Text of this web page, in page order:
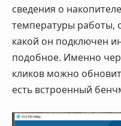
сведения о
температуры работы,
какой он подключен
подобное. Именно
кликов можно
есть встроенный